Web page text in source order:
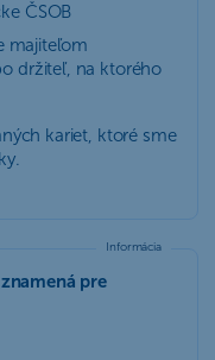
ČSOB
majiteľom
držiteľ, na ktorého
kariet, ktoré sme
pre
Informácia